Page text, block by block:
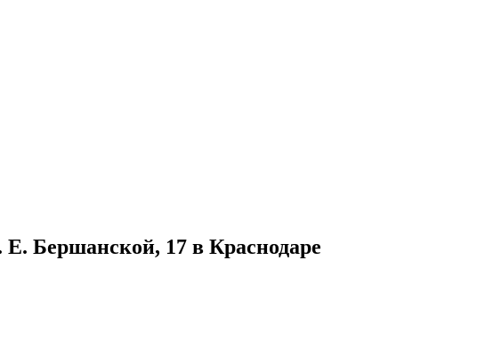
Бершанской, 17 в Краснодаре